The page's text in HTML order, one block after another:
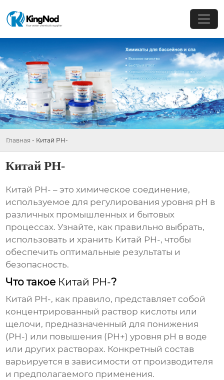
Главная - Китай PH-
Китай PH-
Китай PH- – это химическое соединение,
используемое для регулирования уровня pH в
различных промышленных и бытовых
процессах. Узнайте, как правильно выбрать,
использовать и хранить Китай PH-, чтобы
обеспечить оптимальные результаты и
безопасность.
Что такое Китай PH-?
Китай PH-, как правило, представляет собой
концентрированный раствор кислоты или
щелочи, предназначенный для понижения
(PH-) или повышения (PH+) уровня pH в воде
или других растворах. Конкретный состав
варьируется в зависимости от производителя
и предполагаемого применения.